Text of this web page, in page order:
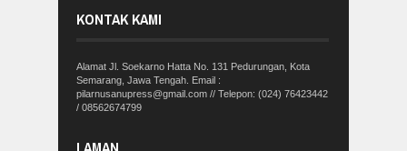
KONTAK KAMI
Alamat Jl. Soekarno Hatta No. 131 Pedurungan, Kota
Semarang, Jawa Tengah. Email :
pilarnusanupress@gmail.com // Telepon: (024) 76423442
/ 08562674799